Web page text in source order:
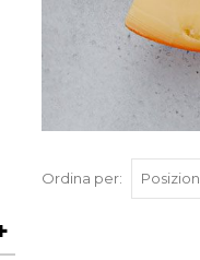
Ordina per: